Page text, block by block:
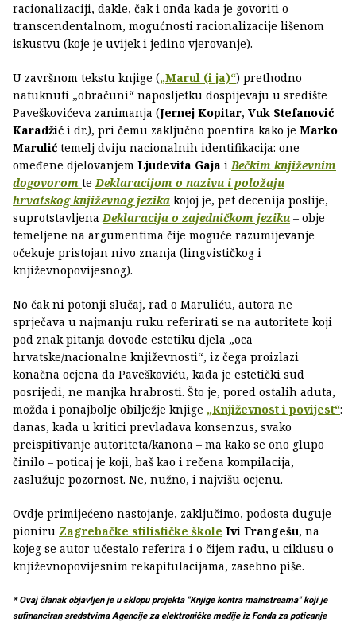
racionalizaciji, dakle, čak i onda kada je govoriti o
transcendentalnom, mogućnosti racionalizacije lišenom
iskustvu (koje je uvijek i jedino vjerovanje).
U završnom tekstu knjige („Marul (i ja)“) prethodno
natuknuti „obračuni“ naposljetku dospijevaju u središte
Paveškovićeva zanimanja (Jernej Kopitar, Vuk Stefanović
Karadžić i dr.), pri čemu zaključno poentira kako je Marko
Marulić temelj dviju nacionalnih identifikacija: one
omeđene djelovanjem Ljudevita Gaja iBečkim književnim
dogovorom teDeklaracijom o nazivu i položaju
hrvatskog književnog jezika kojoj je, pet decenija poslije,
suprotstavljenaDeklaracija o zajedničkom jeziku – obje
temeljene na argumentima čije moguće razumijevanje
očekuje pristojan nivo znanja (lingvističkog i
književnopovijesnog).
No čak ni potonji slučaj, rad o Maruliću, autora ne
sprječava u najmanju ruku referirati se na autoritete koji
pod znak pitanja dovode estetiku djela „oca
hrvatske/nacionalne književnosti“, iz čega proizlazi
konačna ocjena da Paveškoviću, kada je estetički sud
posrijedi, ne manjka hrabrosti. Što je, pored ostalih aduta,
možda i ponajbolje obilježje knjige „Književnost i povijest“:
danas, kada u kritici prevladava konsenzus, svako
preispitivanje autoriteta/kanona – ma kako se ono glupo
činilo – poticaj je koji, baš kao i rečena kompilacija,
zaslužuje pozornost. Ne, nužno, i najvišu ocjenu.
Ovdje primijećeno nastojanje, zaključimo, podosta duguje
pioniru Zagrebačke stilističke škole Ivi Frangešu, na
kojeg se autor učestalo referira i o čijem radu, u ciklusu o
književnopovijesnim rekapitulacijama, zasebno piše.
* Ovaj članak objavljen je u sklopu projekta "Knjige kontra mainstreama" koji je
sufinanciran sredstvima Agencije za elektroničke medije iz Fonda za poticanje